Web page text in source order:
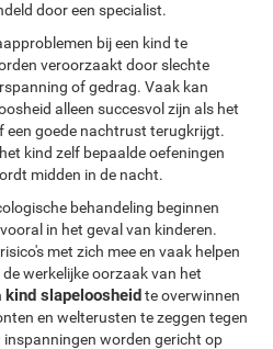
door een specialist.
bij een kind te
veroorzaakt door slechte
of gedrag. Vaak kan
alleen succesvol zijn als het
een goede nachtrust terugkrijgt.
kind zelf bepaalde oefeningen
midden in de nacht.
behandeling beginnen
in het geval van kinderen.
met zich mee en vaak helpen
werkelijke oorzaak van het
kind slapeloosheidte overwinnen
en welterusten te zeggen tegen
worden gericht op